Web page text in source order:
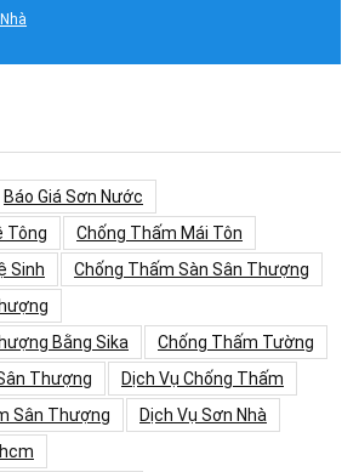
Báo Giá Sơn Nước
Tông
Chống Thấm Mái Tôn
Sinh
Chống Thấm Sàn Sân Thượng
Bằng Sika
Chống Thấm Tường
Thượng
Dịch Vụ Chống Thấm
Sân Thượng
Dịch Vụ Sơn Nhà